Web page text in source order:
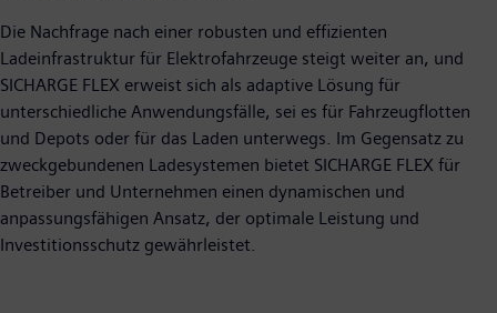
Die Nachfrage nach einer robusten und effizienten
Ladeinfrastruktur für Elektrofahrzeuge steigt weiter an, und
SICHARGE FLEX erweist sich als adaptive Lösung für
unterschiedliche Anwendungsfälle, sei es für Fahrzeugflotten
und Depots oder für das Laden unterwegs. Im Gegensatz zu
zweckgebundenen Ladesystemen bietet SICHARGE FLEX für
Betreiber und Unternehmen einen dynamischen und
anpassungsfähigen Ansatz, der optimale Leistung und
Investitionsschutz gewährleistet.